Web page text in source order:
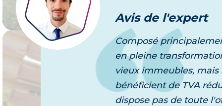
Je
Avisde l'expert
Composé
en pleine
vieux immeubles,
bénéficient de TVA
dispose pas de toute